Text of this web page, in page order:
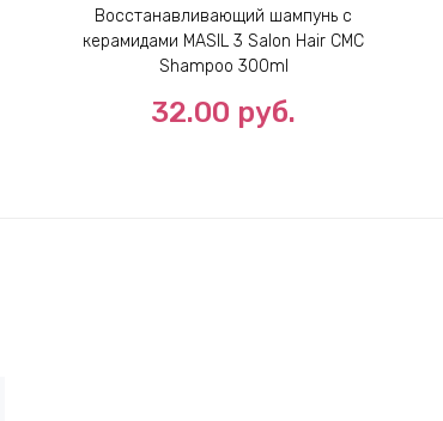
Восстанавливающий шампунь с
керамидами MASIL 3 Salon Hair CMC
Shampoo 300ml
32.00 руб.